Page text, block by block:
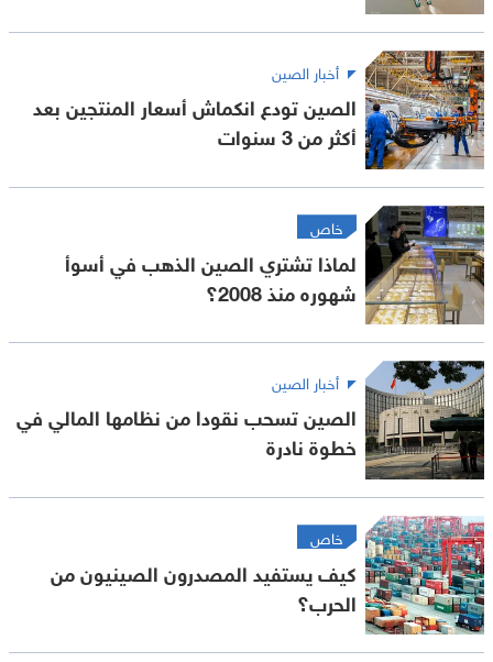
أخبار الصين
الصين تودع انكماش أسعار المنتجين بعد
أكثر من 3 سنوات
خاص
لماذا تشتري الصين الذهب في أسوأ
شهوره منذ 2008؟
أخبار الصين
الصين تسحب نقودا من نظامها المالي في
خطوة نادرة
خاص
كيف يستفيد المصدرون الصينيون من
الحرب؟